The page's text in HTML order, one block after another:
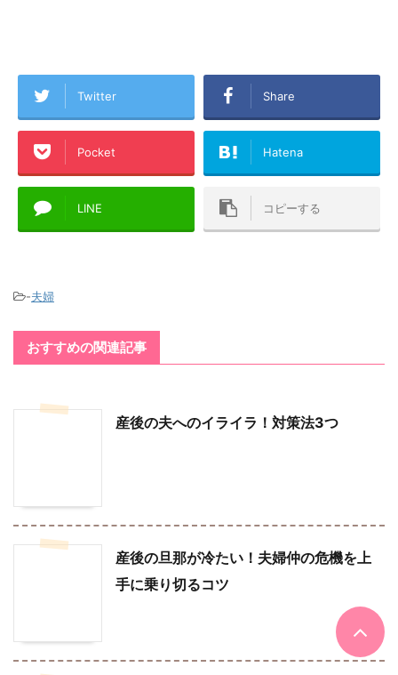
Twitter Share
Pocket Hatena
LINE コピーする
-夫婦
おすすめの関連記事
産後の夫へのイライラ！対策法3つ
産後の旦那が冷たい！夫婦仲の危機を上
手に乗り切るコツ